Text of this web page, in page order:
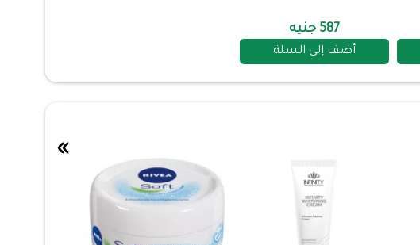
587 جنيه
أضف إلى السلة
»